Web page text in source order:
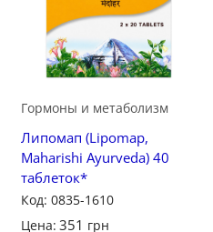
Гормоны и метаболизм
Липомап (Lipomap,
Maharishi Ayurveda) 40
таблеток*
Код: 0835-1610
Цена: 351 грн